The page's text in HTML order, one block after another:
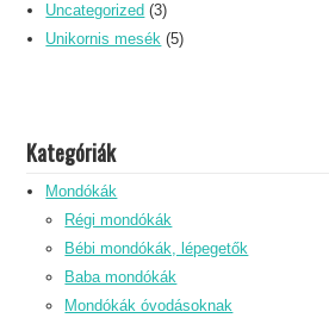
Uncategorized (3)
Unikornis mesék (5)
Kategóriák
Mondókák
Régi mondókák
Bébi mondókák, lépegetők
Baba mondókák
Mondókák óvodásoknak